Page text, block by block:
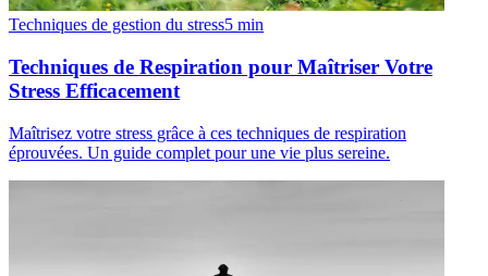
Techniques de gestion du stress5 min
Techniques de Respiration pour Maîtriser Votre
Stress Efficacement
Maîtrisez votre stress grâce à ces techniques de respiration
éprouvées. Un guide complet pour une vie plus sereine.